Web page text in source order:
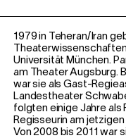
1979 in Teheran/Iran
Universität München.
am Theater Augsburg.
war sie als Gast-
Landestheater
folgten einige Jahre als
Regisseurin am
Von 2008 bis 2011 war